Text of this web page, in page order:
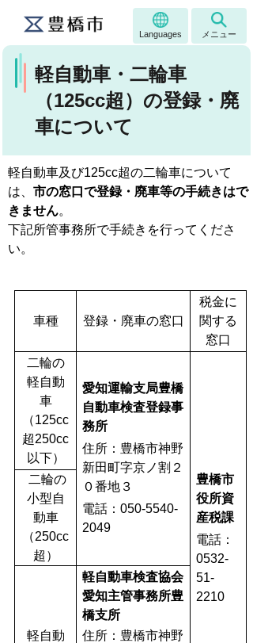
Languages メニュー
軽自動車・二輪車
（125cc超）の登録・廃
車について
軽自動車及び125cc超の二輪車について
は、 市の窓口で登録・廃車等の手続きはで
きません。
下記所管事務所で手続きを行ってくださ
い。
車種 登録・廃車の窓口
税金に
関する
窓口
二輪の
軽自動
車
（125cc
超250cc
以下）
愛知運輸支局豊橋
自動車検査登録事
務所
住所：豊橋市神野
新田町字京ノ割２
０番地３
電話：050-5540-
2049
豊橋市
役所資
産税課
電話：
0532-
51-
2210
二輪の
小型自
動車
（250cc
超）
軽自動
軽自動車検査協会
愛知主管事務所豊
橋支所
住所：豊橋市神野